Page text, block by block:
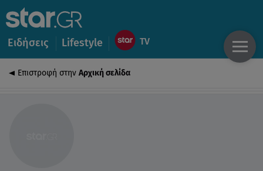
Ειδήσεις Lifestyle
Επιστροφή στην Αρχική σελίδα